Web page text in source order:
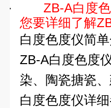
·
ZB-A白度
您要详细了解
白度色度仪简
ZB-A白度色度
染、陶瓷搪瓷
白度色度仪详